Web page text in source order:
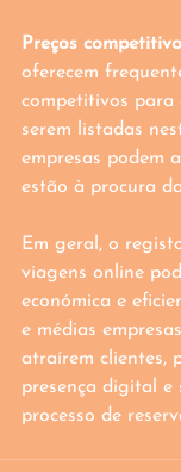
Preços
oferecem
competitivos para
serem listadas
empresas podem
estão à procura
Em geral, o
viagens online
económica e
e médias
atraírem clientes,
presença digital e
processo de